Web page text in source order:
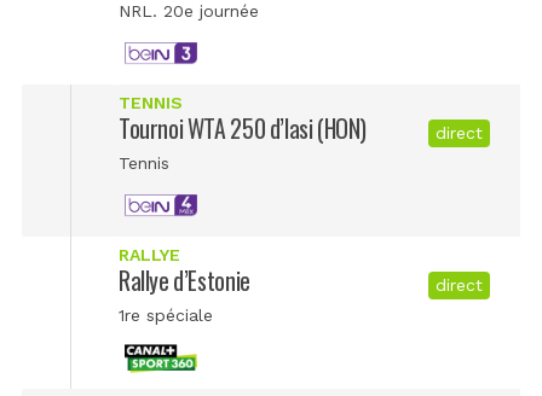
NRL. 20e journée
TENNIS
Tournoi WTA 250 d’Iasi (HON)
Tennis
direct
RALLYE
Rallye d’Estonie
1re spéciale
direct